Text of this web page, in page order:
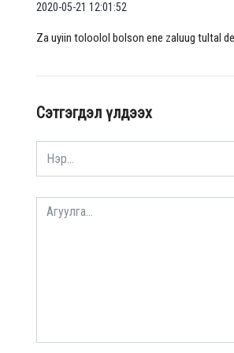
2020-05-21 12:01:52
Za uyiin toloolol bolson ene zaluug tultal
Сэтгэгдэл үлдээх